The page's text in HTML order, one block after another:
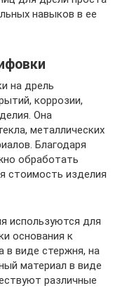
навыков в ее
на дрель
коррозии,
Она
металлических
Благодаря
обработать
стоимость изделия
используются для
основания к
в виде стержня, на
материал в виде
различные